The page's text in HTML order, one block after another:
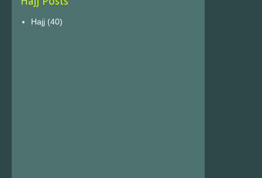
Hajj (40)